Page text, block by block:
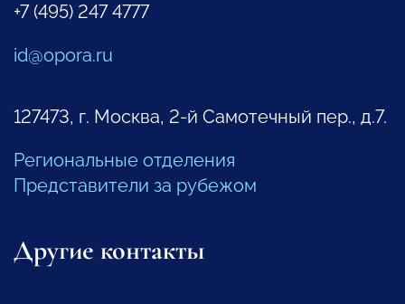
+7 (495) 247 4777
id@opora.ru
127473, г. Москва, 2-й Самотечный пер., д.7.
Региональные отделения
Представители за рубежом
Другие контакты